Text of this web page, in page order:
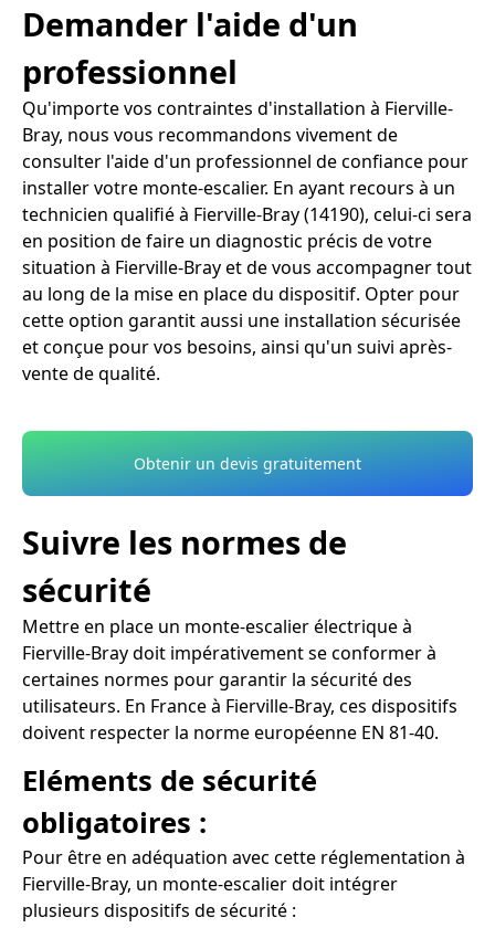
Demander l'aide d'un
professionnel
Qu'importe vos contraintes d'installation à Fierville-
Bray, nous vous recommandons vivement de
consulter l'aide d'un professionnel de confiance pour
installer votre monte-escalier. En ayant recours à un
technicien qualifié à Fierville-Bray (14190), celui-ci sera
en position de faire un diagnostic précis de votre
situation à Fierville-Bray et de vous accompagner tout
au long de la mise en place du dispositif. Opter pour
cette option garantit aussi une installation sécurisée
et conçue pour vos besoins, ainsi qu'un suivi après-
vente de qualité.
Obtenir un devis gratuitement
Suivre les normes de
sécurité
Mettre en place un monte-escalier électrique à
Fierville-Bray doit impérativement se conformer à
certaines normes pour garantir la sécurité des
utilisateurs. En France à Fierville-Bray, ces dispositifs
doivent respecter la norme européenne EN 81-40.
Eléments de sécurité
obligatoires :
Pour être en adéquation avec cette réglementation à
Fierville-Bray, un monte-escalier doit intégrer
plusieurs dispositifs de sécurité :